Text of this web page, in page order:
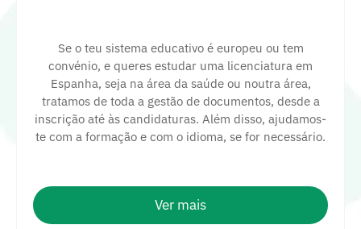
Se o teu sistema educativo é europeu ou tem
convénio, e queres estudar uma licenciatura em
Espanha, seja na área da saúde ou noutra área,
tratamos de toda a gestão de documentos, desde a
inscrição até às candidaturas. Além disso, ajudamos-
te com a formação e com o idioma, se for necessário.
Ver mais